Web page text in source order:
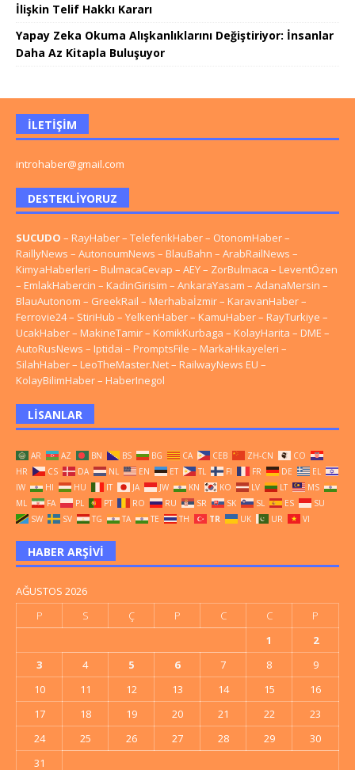
İlişkin Telif Hakkı Kararı
Yapay Zeka Okuma Alışkanlıklarını Değiştiriyor: İnsanlar
Daha Az Kitapla Buluşuyor
İLETIŞIM
introhaber@gmail.com
DESTEKLIYORUZ
SUCUDO – RayHaber– TeleferikHaber– OtonomHaber–
RaillyNews – AutonoumNews – BlauBahn – ArabRailNews –
KimyaHaberleri – BulmacaCevap – AEY– ZorBulmaca – LeventÖzen
– EmlakHabercin – KadinGirisim – AnkaraYasam – AdanaMersin –
BlauAutonom – GreekRail – Merhabaİzmir– KaravanHaber–
Ferrovie24– StiriHub – YelkenHaber– KamuHaber– RayTurkiye –
UcakHaber– MakineTamir– KomikKurbaga – KolayHarita – DME –
AutoRusNews – Iptidai – PromptsFile – MarkaHikayeleri –
SilahHaber– LeoTheMaster.Net– RailwayNews EU –
KolayBilimHaber– HaberInegol
LISANLAR
AR AZ BN BS BG CA CEB ZH-CN
CO
HR
CS DA NL EN ET TL FI FR DE
EL
IW
HI HU IT JA JW KN KO LV LT
MS
ML
FA PL PT RO RU SR SK SL ES
SU
SW
SV TG TA TE TH TR UK UR VI
HABER ARŞIVI
AĞUSTOS 2026
P
S Ç P C C
P
1
2
3
4 5 6 7 8
9
10
11 12 13 14 15
16
17
18 19 20 21 22
23
24
25 26 27 28 29
30
31